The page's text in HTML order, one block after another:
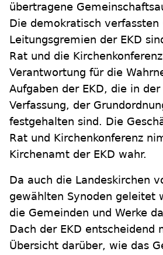
übertragene
Die demokratisch verfassten
Leitungsgremien der EKD
Rat und die
Verantwortung für die
Aufgaben der EKD, die in
Verfassung, der
festgehalten sind. Die
Rat und Kirchenkonferenz
Kirchenamt der EKD wahr.
Da auch die Landeskirchen
gewählten Synoden geleitet
die Gemeinden und Werke
Dach der EKD entscheidend
Übersicht darüber, wie das